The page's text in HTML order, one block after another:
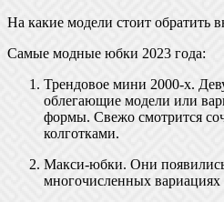
На какие модели стоит обратить
Самые модные юбки 2023 года:
Трендовое мини 2000-х.
облегающие модели или
формы. Свежо смотрится
колготками.
Макси-юбки. Они
многочисленных